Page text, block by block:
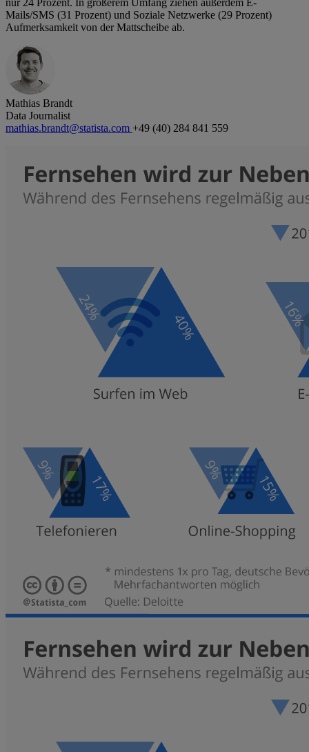
nur 24 Prozent. In größerem Umfang ziehen außerdem E-
Mails/SMS (31 Prozent) und Soziale Netzwerke (29 Prozent)
Aufmerksamkeit von der Mattscheibe ab.
Mathias Brandt
Data Journalist
mathias.brandt@statista.com +49 (40) 284 841 559